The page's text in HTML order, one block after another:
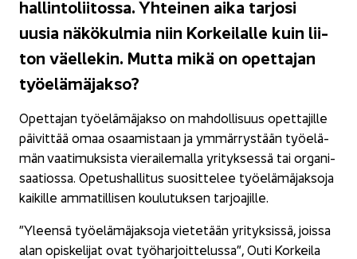
hal­lin­to­lii­tos­sa. Yh­tei­nen aika tar­jo­si
uusia nä­kö­kul­mia niin Kor­kei­lal­le kuin lii­
ton väel­le­kin. Mutta mikä on opet­ta­jan
työ­elä­mä­jak­so?
Opet­ta­jan työ­elä­mä­jak­so on mah­dol­li­suus opet­ta­jil­le
päi­vit­tää omaa osaa­mis­taan ja ym­mär­rys­tään työ­elä­
män vaa­ti­muk­sis­ta vie­rai­le­mal­la yri­tyk­ses­sä tai or­ga­ni­
saa­tios­sa. Ope­tus­hal­li­tus suo­sit­te­lee työ­elä­mä­jak­so­ja
kai­kil­le am­ma­til­li­sen kou­lu­tuk­sen tar­joa­jil­le.
”Yleen­sä työ­elä­mä­jak­so­ja vie­te­tään yri­tyk­sis­sä, jois­sa
alan opis­ke­li­jat ovat työ­har­joit­te­lus­sa”, Outi Kor­kei­la